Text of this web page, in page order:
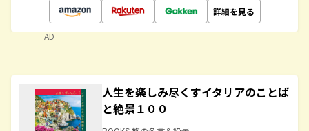
詳細を見る
AD
人生を楽しみ尽くすイタリアのことば
と絶景１００